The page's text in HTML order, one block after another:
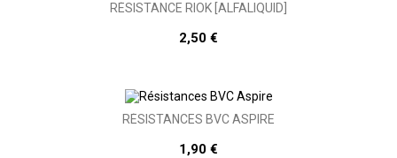
RÉSISTANCE RIOK [ALFALIQUID]
2,50 €
RÉSISTANCES BVC ASPIRE
1,90 €